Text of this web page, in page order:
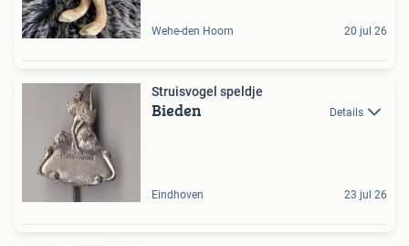
Wehe-den Hoorn 20 jul 26
Struisvogel speldje
Bieden Details
Eindhoven 23 jul 26